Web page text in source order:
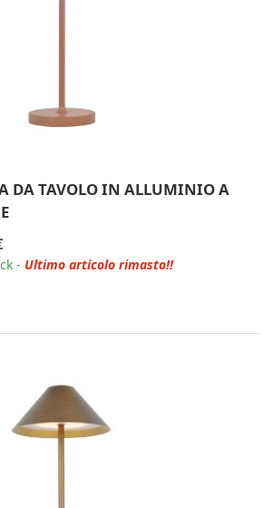
DA TAVOLO IN ALLUMINIO A
- Ultimo articolo rimasto!!